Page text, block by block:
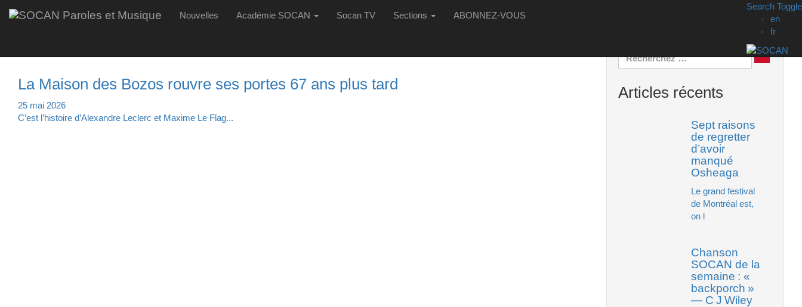
to
Search Toggle
en
fr
Nouvelles Académie SOCAN Socan TV Sections ABONNEZ-VOUS
Maison
rouvre
portes
Hervé Brousseau
La Maison des Bozos rouvre ses portes 67 ans plus tard
25 mai 2026
C’est l’histoire d’Alexandre Leclerc et Maxime Le Flag...
Articles récents
Sept raisons
de regretter
d’avoir
manqué
Osheaga
Le grand festival
de Montréal est,
on l
Chanson
SOCAN de la
semaine : «
backporch »
— C J Wiley